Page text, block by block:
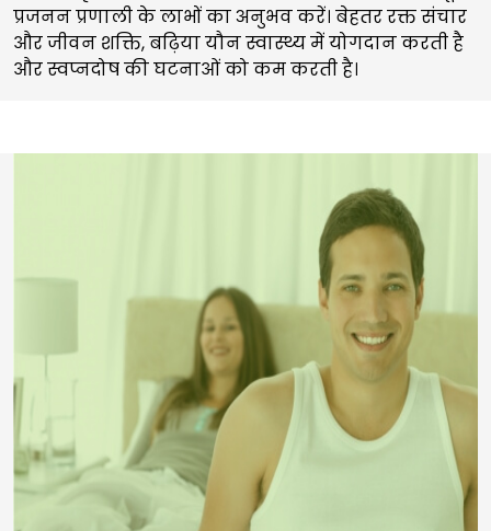
प्रजनन प्रणाली के लाभों का अनुभव करें। बेहतर रक्त संचार
और जीवन शक्ति, बढ़िया यौन स्वास्थ्य में योगदान करती है
और स्वप्नदोष की घटनाओं को कम करती है।